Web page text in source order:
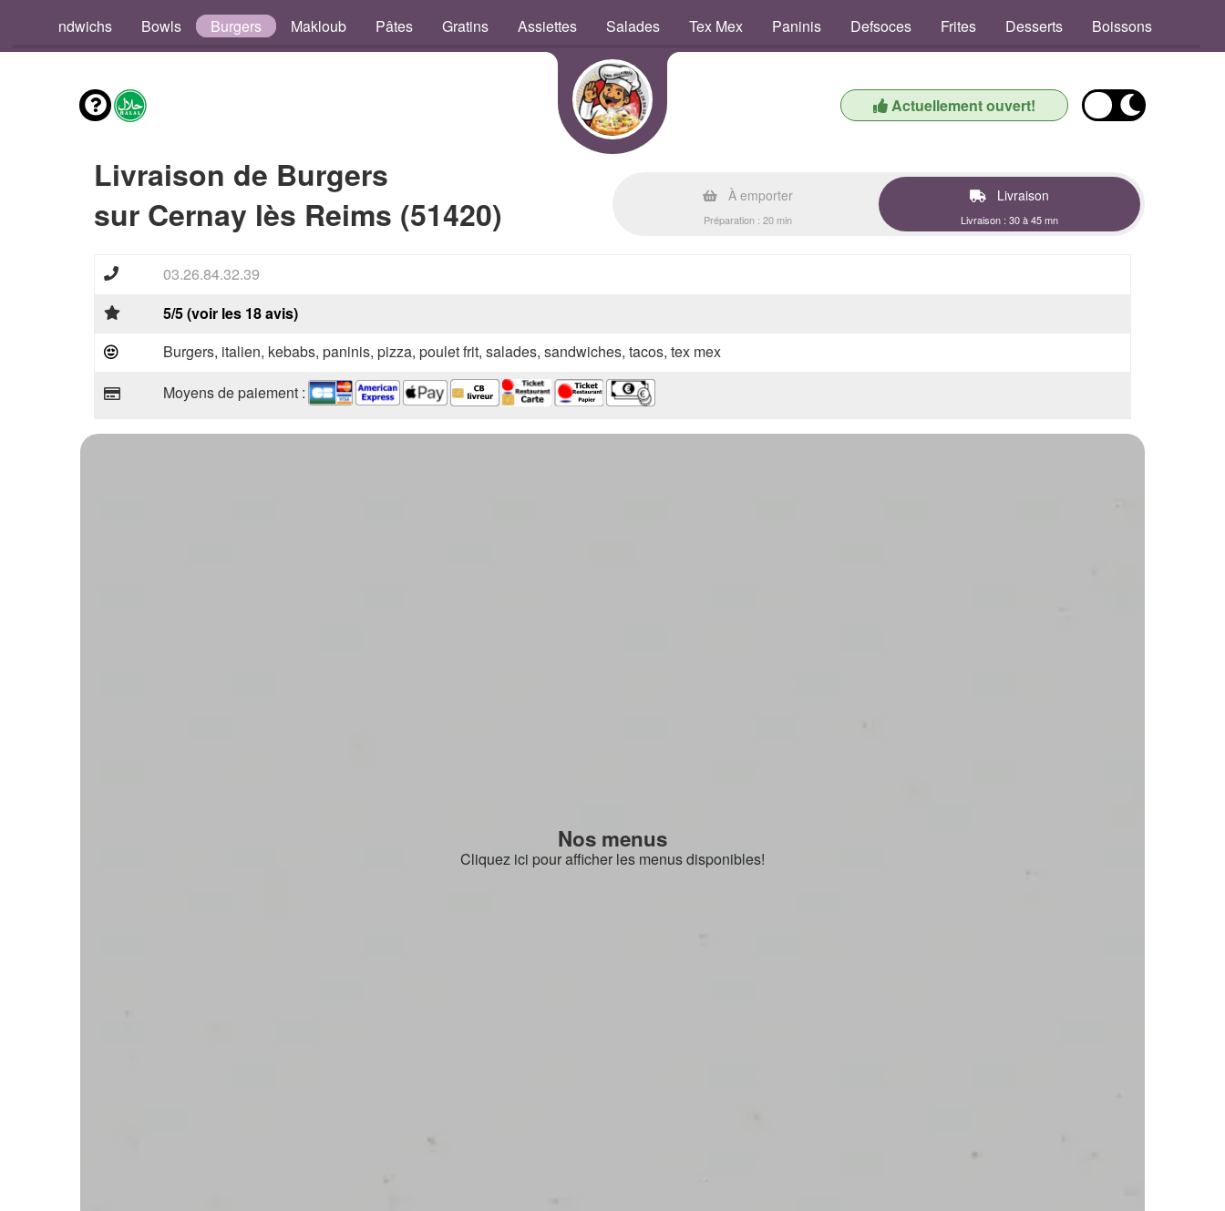
Sandwichs Bowls Burgers Makloub Pâtes Gratins Assiettes Salades Tex Mex Paninis Defsoces Frites Desserts Boissons
Actuellement ouvert!
Livraison de Burgers
sur Cernay lès Reims (51420)
À emporter
Préparation : 20 min
Livraison
Livraison : 30 à 45 mn
03.26.84.32.39
5/5 (voir les 18 avis)
Burgers, italien, kebabs, paninis, pizza, poulet frit, salades, sandwiches, tacos, tex mex
Moyens de paiement :
Nos menus
Cliquez ici pour afficher les menus disponibles!